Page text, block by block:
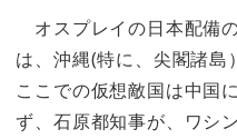
オスプレイの日本配備
は、沖縄(特に、尖閣諸
ここでの仮想敵国は中国
ず、石原都知事が、ワシ